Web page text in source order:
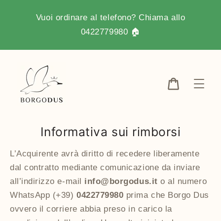
direttamenteVuoi ordinare al telefono? Chiama allo
0422779980 🏠
Carrello
Informativa sui rimborsi
L’Acquirente avrà diritto di recedere liberamente
dal contratto mediante comunicazione da inviare
all’indirizzo e-mail info@borgodus.it o al numero
WhatsApp (+39) 0422779980 prima che Borgo Dus
ovvero il corriere abbia preso in carico la